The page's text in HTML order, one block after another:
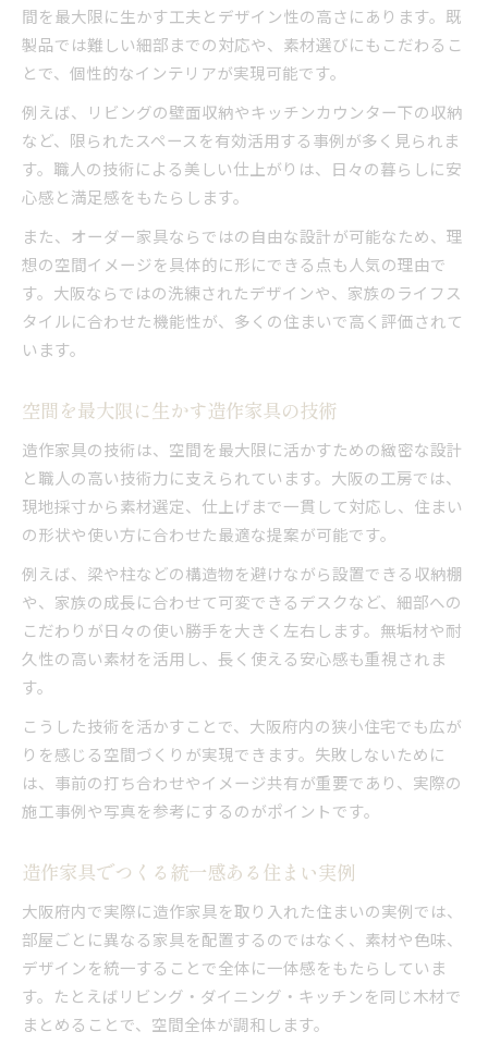
間を最大限に生かす工夫とデザイン性の高さにあります。既
製品では難しい細部までの対応や、素材選びにもこだわるこ
とで、個性的なインテリアが実現可能です。
例えば、リビングの壁面収納やキッチンカウンター下の収納
など、限られたスペースを有効活用する事例が多く見られま
す。職人の技術による美しい仕上がりは、日々の暮らしに安
心感と満足感をもたらします。
また、オーダー家具ならではの自由な設計が可能なため、理
想の空間イメージを具体的に形にできる点も人気の理由で
す。大阪ならではの洗練されたデザインや、家族のライフス
タイルに合わせた機能性が、多くの住まいで高く評価されて
います。
空間を最大限に生かす造作家具の技術
造作家具の技術は、空間を最大限に活かすための緻密な設計
と職人の高い技術力に支えられています。大阪の工房では、
現地採寸から素材選定、仕上げまで一貫して対応し、住まい
の形状や使い方に合わせた最適な提案が可能です。
例えば、梁や柱などの構造物を避けながら設置できる収納棚
や、家族の成長に合わせて可変できるデスクなど、細部への
こだわりが日々の使い勝手を大きく左右します。無垢材や耐
久性の高い素材を活用し、長く使える安心感も重視されま
す。
こうした技術を活かすことで、大阪府内の狭小住宅でも広が
りを感じる空間づくりが実現できます。失敗しないために
は、事前の打ち合わせやイメージ共有が重要であり、実際の
施工事例や写真を参考にするのがポイントです。
造作家具でつくる統一感ある住まい実例
大阪府内で実際に造作家具を取り入れた住まいの実例では、
部屋ごとに異なる家具を配置するのではなく、素材や色味、
デザインを統一することで全体に一体感をもたらしていま
す。たとえばリビング・ダイニング・キッチンを同じ木材で
まとめることで、空間全体が調和します。